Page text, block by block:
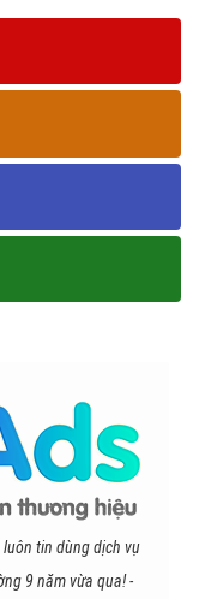
tin dùng dịch vụ
9 năm vừa qua! -